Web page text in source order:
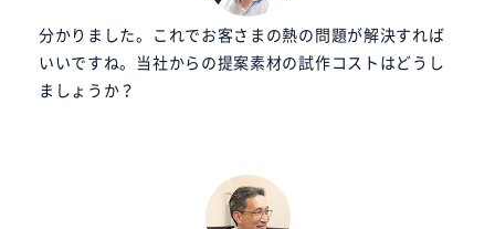
分かりました。これでお客さまの熱の問題が解決すれば
いいですね。当社からの提案素材の試作コストはどうし
ましょうか？